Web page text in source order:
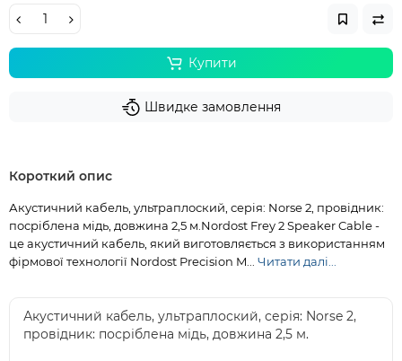
Купити
Швидке замовлення
Короткий опис
Акустичний кабель, ультраплоский, серія: Norse 2, провідник:
посріблена мідь, довжина 2,5 м.Nordost Frey 2 Speaker Cable -
це акустичний кабель, який виготовляється з використанням
фірмової технології Nordost Precision M... Читати далі...
Акустичний кабель, ультраплоский, серія: Norse 2,
провідник: посріблена мідь, довжина 2,5 м.